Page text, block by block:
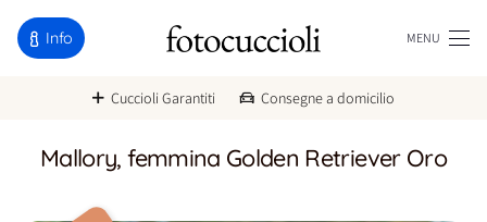
Info MENU
Cuccioli Garantiti Consegne a domicilio
Mallory, femmina Golden Retriever Oro